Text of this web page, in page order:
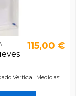
115,00 €
Vertical. Medidas: